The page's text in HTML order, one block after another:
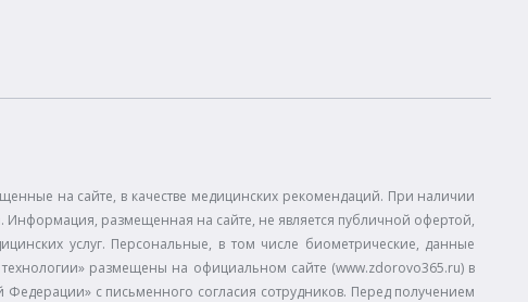
на сайте, в качестве медицинских рекомендаций. При наличии
Информация, размещенная на сайте, не является публичной офертой,
услуг. Персональные, в том числе биометрические, данные
размещены на официальном сайте (www.zdorovo365.ru) в
с письменного согласия сотрудников. Перед получением